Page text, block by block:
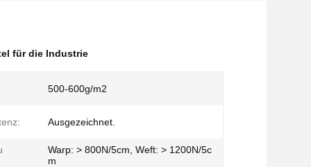
für die Industrie
500-600g/m2
Ausgezeichnet.
Warp: > 800N/5cm, Weft: > 1200N/5c
m